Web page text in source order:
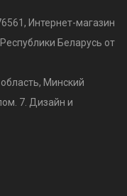
Интернет-магазин
Беларусь от
Минский
7. Дизайн и